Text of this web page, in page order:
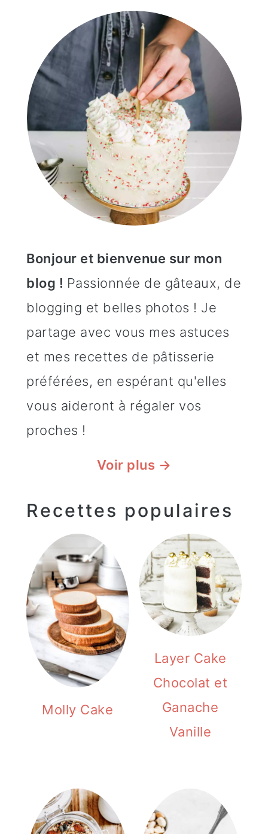
latérale
principale
Bonjour et bienvenue sur mon
blog ! Passionnée de gâteaux, de
blogging et belles photos ! Je
partage avec vous mes astuces
et mes recettes de pâtisserie
préférées, en espérant qu'elles
vous aideront à régaler vos
proches !
Voir plus →
Recettes populaires
Molly Cake
Layer Cake
Chocolat et
Ganache
Vanille